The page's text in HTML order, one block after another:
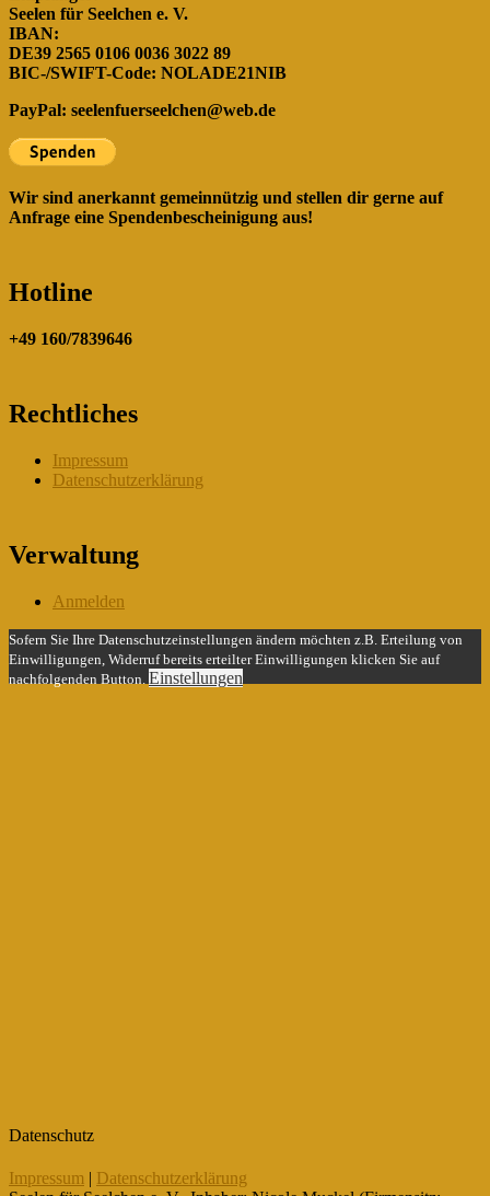
Seelen für Seelchen e. V.
IBAN:
DE39 2565 0106 0036 3022 89
BIC-/SWIFT-Code: NOLADE21NIB
PayPal: seelenfuerseelchen@web.de
Wir sind anerkannt gemeinnützig und stellen dir gerne auf
Anfrage eine Spendenbescheinigung aus!
Hotline
+49 160/7839646
Rechtliches
Impressum
Datenschutzerklärung
Verwaltung
Anmelden
Sofern Sie Ihre Datenschutzeinstellungen ändern möchten z.B. Erteilung von
Einwilligungen, Widerruf bereits erteilter Einwilligungen klicken Sie auf
nachfolgenden Button. Einstellungen
Datenschutz
Impressum | Datenschutzerklärung